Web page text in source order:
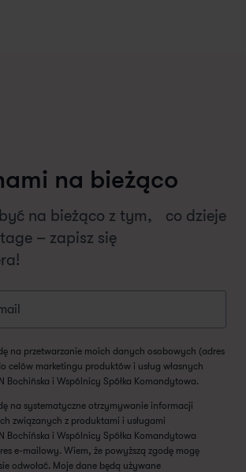
na bieżąco
na bieżąco z tym, co dzieje
– zapisz się
na przetwarzanie moich danych osobowych (adres
celów marketingu produktów i usług własnych
Bochińska i Wspólnicy Spółka Komandytowa.
na systematyczne otrzymywanie informacji
związanych z produktami i usługami
Bochińska i Wspólnicy Spółka Komandytowa
e-mailowy. Wiem, że powyższą zgodę mogę
odwołać. Moje dane będą używane